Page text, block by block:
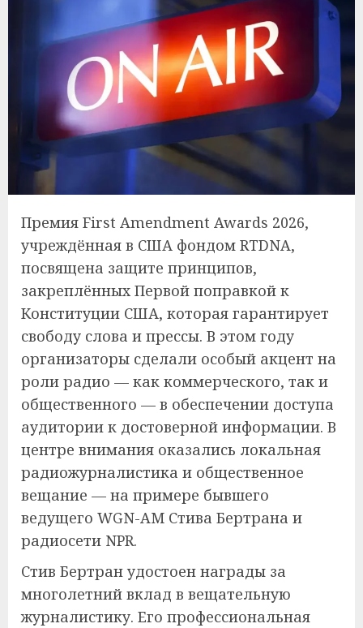
Премия First Amendment Awards 2026,
учреждённая в США фондом RTDNA,
посвящена защите принципов,
закреплённых Первой поправкой к
Конституции США, которая гарантирует
свободу слова и прессы. В этом году
организаторы сделали особый акцент на
роли радио — как коммерческого, так и
общественного — в обеспечении доступа
аудитории к достоверной информации. В
центре внимания оказались локальная
радиожурналистика и общественное
вещание — на примере бывшего
ведущего WGN-AM Стива Бертрана и
радиосети NPR.
Стив Бертран удостоен награды за
многолетний вклад в вещательную
журналистику. Его профессиональная